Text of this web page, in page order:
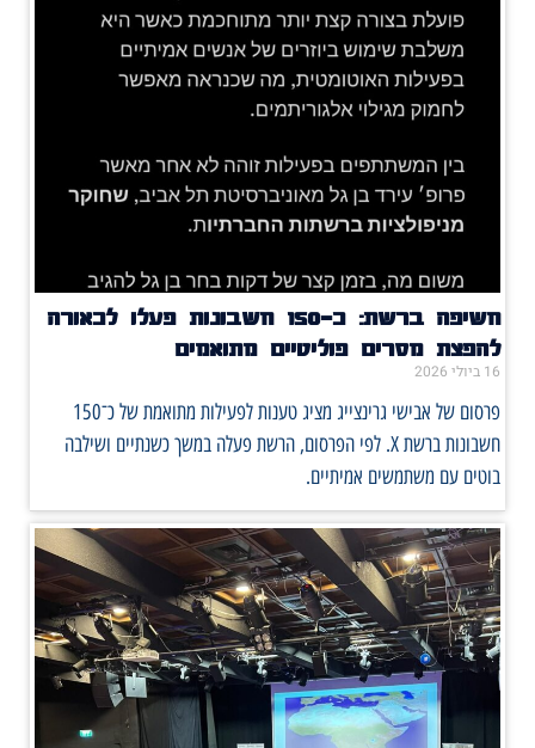
חשיפה ברשת: כ־150 חשבונות פעלו לכאורה
להפצת מסרים פוליטיים מתואמים
16 ביולי 2026
פרסום של אבישי גרינצייג מציג טענות לפעילות מתואמת של כ־150
חשבונות ברשת X. לפי הפרסום, הרשת פעלה במשך כשנתיים ושילבה
בוטים עם משתמשים אמיתיים.